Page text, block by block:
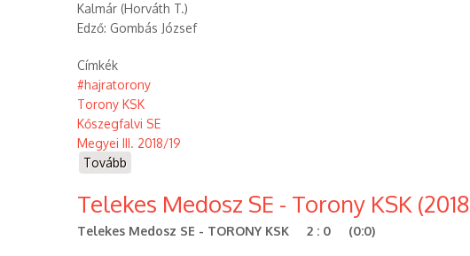
Kalmár (Horváth T.)
Edző: Gombás József
Címkék
#hajratorony
Torony KSK
Kőszegfalvi SE
Megyei III. 2018/19
Tovább
-
SE
Telekes Medosz SE - Torony KSK
Telekes Medosz SE - TORONY KSK 2 : 0 (0:0)